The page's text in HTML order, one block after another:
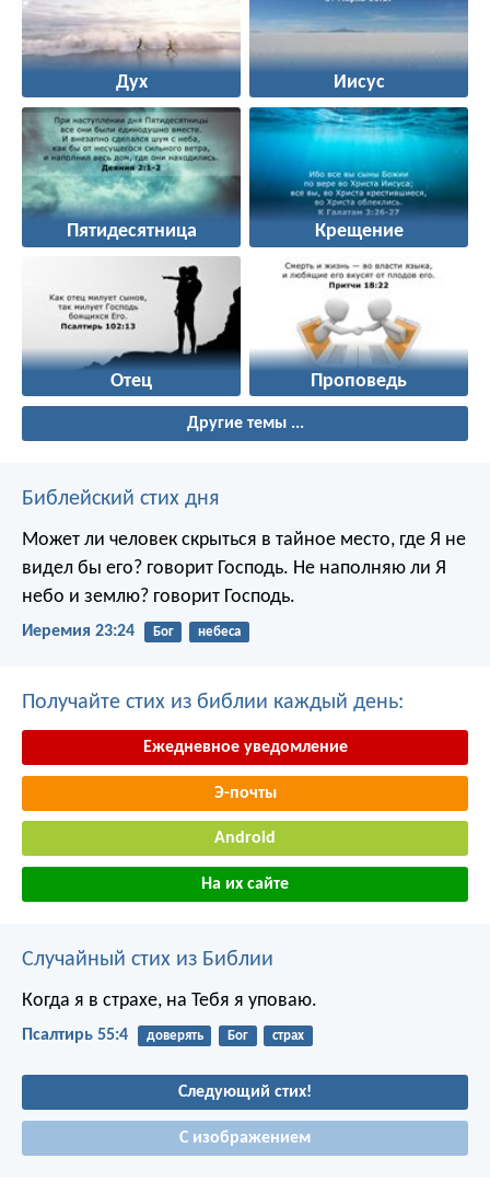
Дух Иисус
Пятидесятница Крещение
Отец Проповедь
Другие темы ...
Библейский стих дня
Может ли человек скрыться в тайное место, где Я не
видел бы его? говорит Господь. Не наполняю ли Я
небо и землю? говорит Господь.
Иеремия 23:24 Бог небеса
Получайте стих из библии каждый день:
Ежедневное уведомление
Э-почты
Android
На их сайте
Случайный стих из Библии
Когда я в страхе, на Тебя я уповаю.
Псалтирь 55:4 доверять Бог страх
Следующий стих!
С изображением